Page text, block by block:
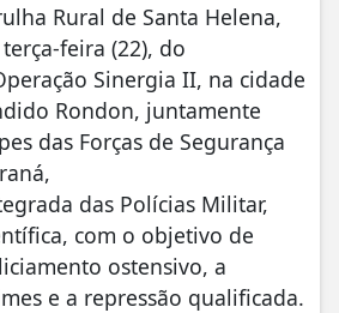
Rural de Santa Helena,
feira (22), do
Sinergia II, na cidade
Rondon, juntamente
das Forças de Segurança
das Polícias Militar,
com o objetivo de
ostensivo, a
e a repressão qualificada.